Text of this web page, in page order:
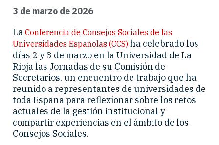
3 de marzo de 2026
La Conferencia de Consejos Sociales de las
Universidades Españolas (CCS) ha celebrado los
días 2 y 3 de marzo en la Universidad de La
Rioja las Jornadas de su Comisión de
Secretarios, un encuentro de trabajo que ha
reunido a representantes de universidades de
toda España para reflexionar sobre los retos
actuales de la gestión institucional y
compartir experiencias en el ámbito de los
Consejos Sociales.